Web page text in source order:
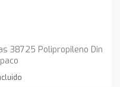
38725 Polipropileno Din